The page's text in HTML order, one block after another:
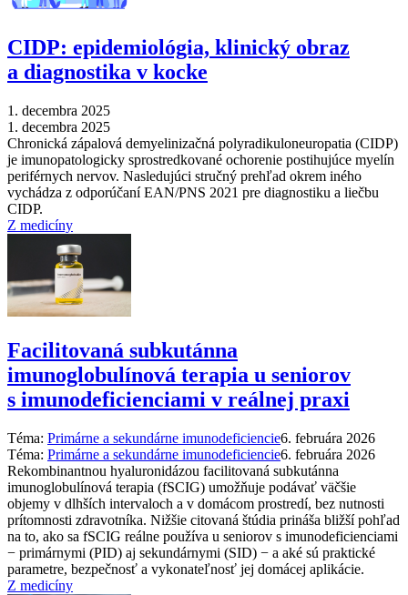
CIDP: epidemiológia, klinický obraz
a diagnostika v kocke
1. decembra 2025
1. decembra 2025
Chronická zápalová demyelinizačná polyradikuloneuropatia (CIDP)
je imunopatologicky sprostredkované ochorenie postihujúce myelín
periférnych nervov. Nasledujúci stručný prehľad okrem iného
vychádza z odporúčaní EAN/PNS 2021 pre diagnostiku a liečbu
CIDP.
Z medicíny
Facilitovaná subkutánna
imunoglobulínová terapia u seniorov
s imunodeficienciami v reálnej praxi
Téma: Primárne a sekundárne imunodeficiencie6. februára 2026
Téma: Primárne a sekundárne imunodeficiencie6. februára 2026
Rekombinantnou hyaluronidázou facilitovaná subkutánna
imunoglobulínová terapia (fSCIG) umožňuje podávať väčšie
objemy v dlhších intervaloch a v domácom prostredí, bez nutnosti
prítomnosti zdravotníka. Nižšie citovaná štúdia prináša bližší pohľad
na to, ako sa fSCIG reálne používa u seniorov s imunodeficienciami
−⁠ primárnymi (PID) aj sekundárnymi (SID) −⁠ a aké sú praktické
parametre, bezpečnosť a vykonateľnosť jej domácej aplikácie.
Z medicíny